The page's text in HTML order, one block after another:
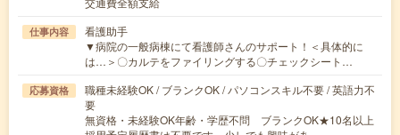
仕事内容
看護助手
▼病院の一般病棟にて看護師さんのサポート！＜具体的に
は…＞〇カルテをファイリングする〇チェックシート…
応募資格
職種未経験OK / ブランクOK / パソコンスキル不要 / 英語力不
要
無資格・未経験OK年齢・学歴不問 ブランクOK★10名以上